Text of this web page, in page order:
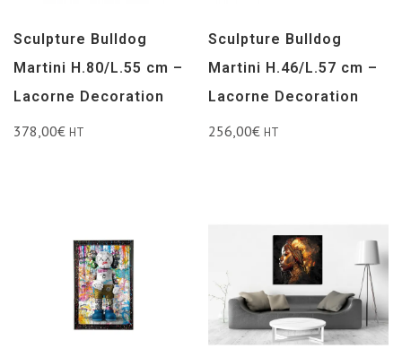
Sculpture Bulldog
Martini H.80/L.55 cm –
Lacorne Decoration
378,00€ HT
Sculpture Bulldog
Martini H.46/L.57 cm –
Lacorne Decoration
256,00€ HT